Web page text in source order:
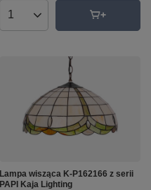
Ilość produktów
Lampa wisząca K-P162166 z serii
PAPI Kaja Lighting